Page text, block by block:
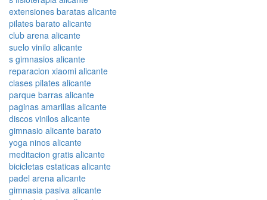
extensiones baratas alicante
pilates barato alicante
club arena alicante
suelo vinilo alicante
s gimnasios alicante
reparacion xiaomi alicante
clases pilates alicante
parque barras alicante
paginas amarillas alicante
discos vinilos alicante
gimnasio alicante barato
yoga ninos alicante
meditacion gratis alicante
bicicletas estaticas alicante
padel arena alicante
gimnasia pasiva alicante